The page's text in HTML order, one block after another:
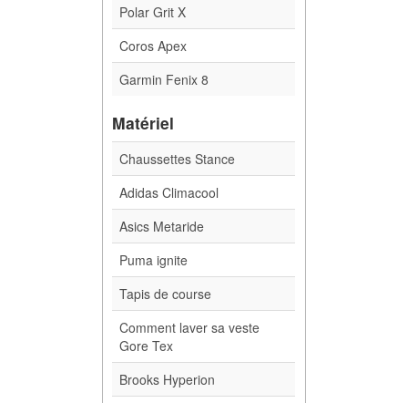
Polar Grit X
Coros Apex
Garmin Fenix 8
Matériel
Chaussettes Stance
Adidas Climacool
Asics Metaride
Puma ignite
Tapis de course
Comment laver sa veste
Gore Tex
Brooks Hyperion